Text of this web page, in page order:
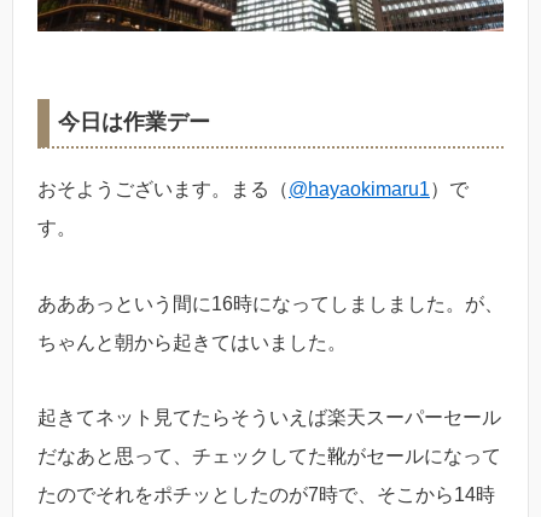
今日は作業デー
おそようございます。まる（@hayaokimaru1）で
す。
あああっという間に16時になってしましました。が、
ちゃんと朝から起きてはいました。
起きてネット見てたらそういえば楽天スーパーセール
だなあと思って、チェックしてた靴がセールになって
たのでそれをポチッとしたのが7時で、そこから14時